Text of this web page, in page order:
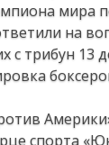
мира
на
трибун 13
спорта